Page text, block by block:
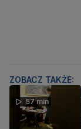
ZOBACZ TAKŻE:
57 min